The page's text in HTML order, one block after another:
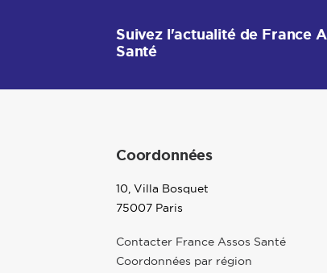
Suivez l'actualité de France
Santé
Coordonnées
10, Villa Bosquet
75007 Paris
Contacter France Assos Santé
Coordonnées par région